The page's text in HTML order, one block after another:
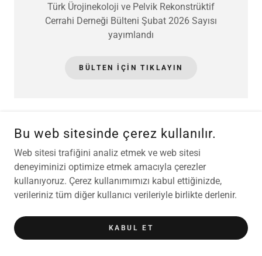
Türk Ürojinekoloji ve Pelvik Rekonstrüktif
Cerrahi Derneği Bülteni Şubat 2026 Sayısı
yayımlandı
BÜLTEN IÇIN TIKLAYIN
BÜLTEN 2025
Bu web sitesinde çerez kullanılır.
Web sitesi trafiğini analiz etmek ve web sitesi
deneyiminizi optimize etmek amacıyla çerezler
kullanıyoruz. Çerez kullanımımızı kabul ettiğinizde,
verileriniz tüm diğer kullanıcı verileriyle birlikte derlenir.
KABUL ET